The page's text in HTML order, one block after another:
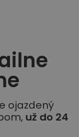
ojazdený
už do 24